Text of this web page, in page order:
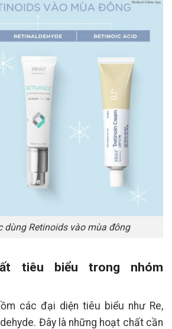
dùng Retinoids vào mùa đông
tiêu biểu trong nhóm
các đại diện tiêu biểu như Re,
Đây là những hoạt chất cần